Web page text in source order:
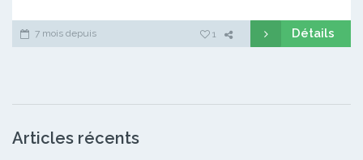
7 mois depuis 1 Détails
Articles récents